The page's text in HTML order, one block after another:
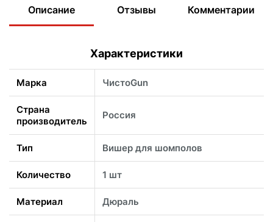
Описание Отзывы Комментарии
Характеристики
Марка ЧистоGun
Страна
производитель
Россия
Тип Вишер для шомполов
Количество 1 шт
Материал Дюраль